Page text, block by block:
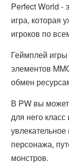
Perfect World -
игра, которая
игроков по
Геймплей
элементов
обмен
В PW вы
для него
персонажа,
монстров.